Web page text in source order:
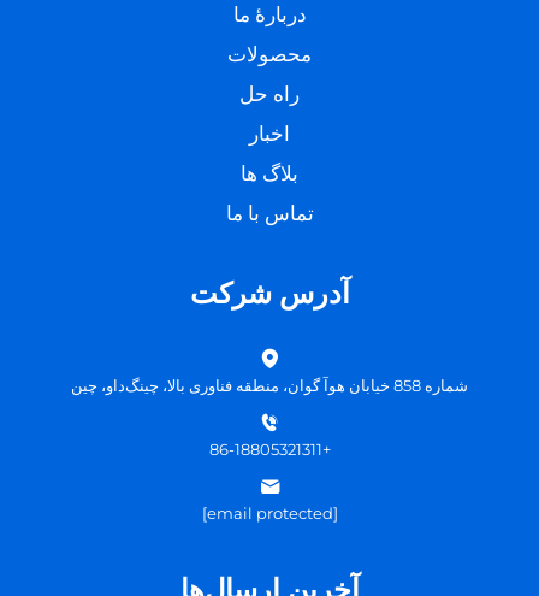
دربارهٔ ما
محصولات
راه حل
اخبار
بلاگ ها
تماس با ما
آدرس شرکت
شماره 858 خیابان هوآ گوان، منطقه فناوری بالا، چینگ‌داو، چین
+86-18805321311
[email protected]